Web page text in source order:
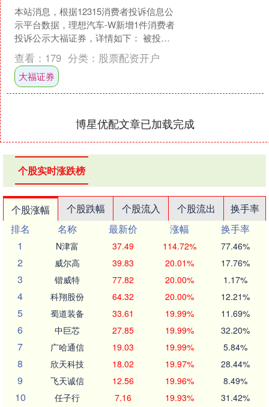
本站消息，根据12315消费者投诉信息公
示平台数据，理想汽车-W新增1件消费者
投诉公示大福证券，详情如下： 被投诉
企业：理想汽车4S店投诉基本信息：
2025年0....
查看： 179 分类： 股票配资开户
大福证券
博星优配文章已加载完成
个股实时涨跌榜
个股涨幅 个股跌幅 个股流入 个股流出
换手率
排名
名称 最新价 涨幅
换手率
1
N津富 37.49 114.72% 77.46%
2 威尔高 39.83 20.01% 17.76%
3 锴威特 77.82 20.00% 1.17%
4 科翔股份 64.32 20.00% 12.21%
5 蜀道装备 33.61 19.99% 11.69%
6 中巨芯 27.85 19.99% 32.20%
7 广哈通信 19.03 19.99% 5.84%
8 欣天科技 18.02 19.97% 28.44%
9 飞天诚信 12.56 19.96% 8.49%
10 任子行 7.16 19.93% 31.42%